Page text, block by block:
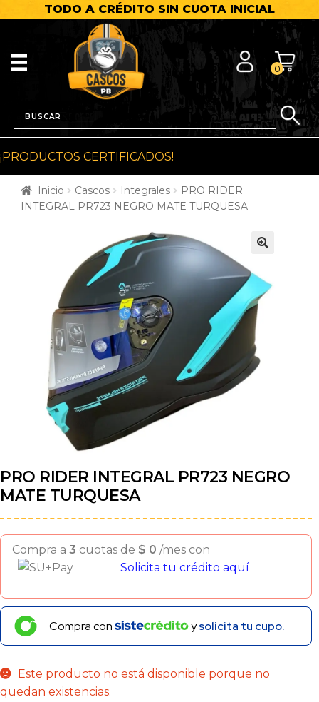
TODO A CRÉDITO SIN CUOTA INICIAL
0
¡PRODUCTOS CERTIFICADOS!
Inicio Cascos Integrales
PRO RIDER
INTEGRAL PR723 NEGRO MATE TURQUESA
PRO RIDER INTEGRAL PR723 NEGRO
MATE TURQUESA
Compra a 3 cuotas de $ 0 /mes con
Solicita tu crédito aquí
Compra con ysolicita tu cupo.
Este producto no está disponible porque no
quedan existencias.